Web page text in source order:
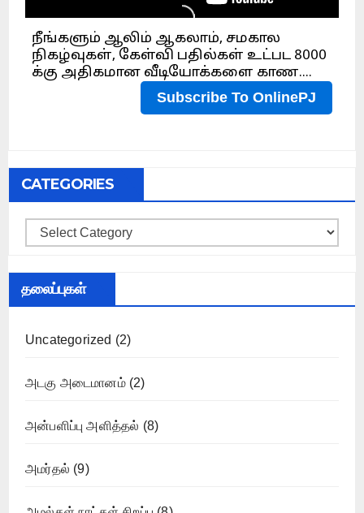
CATEGORIES
Categories
தலைப்புகள்
Uncategorized (2)
அடகு அடைமானம்(2)
அன்பளிப்பு அளித்தல் (8)
அமர்தல் (9)